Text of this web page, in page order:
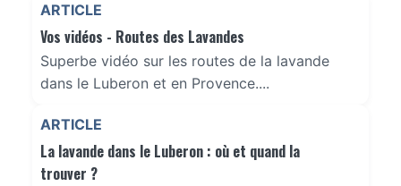
ARTICLE
Vos vidéos - Routes des Lavandes
Superbe vidéo sur les routes de la lavande
dans le Luberon et en Provence....
ARTICLE
La lavande dans le Luberon : où et quand la
trouver ?